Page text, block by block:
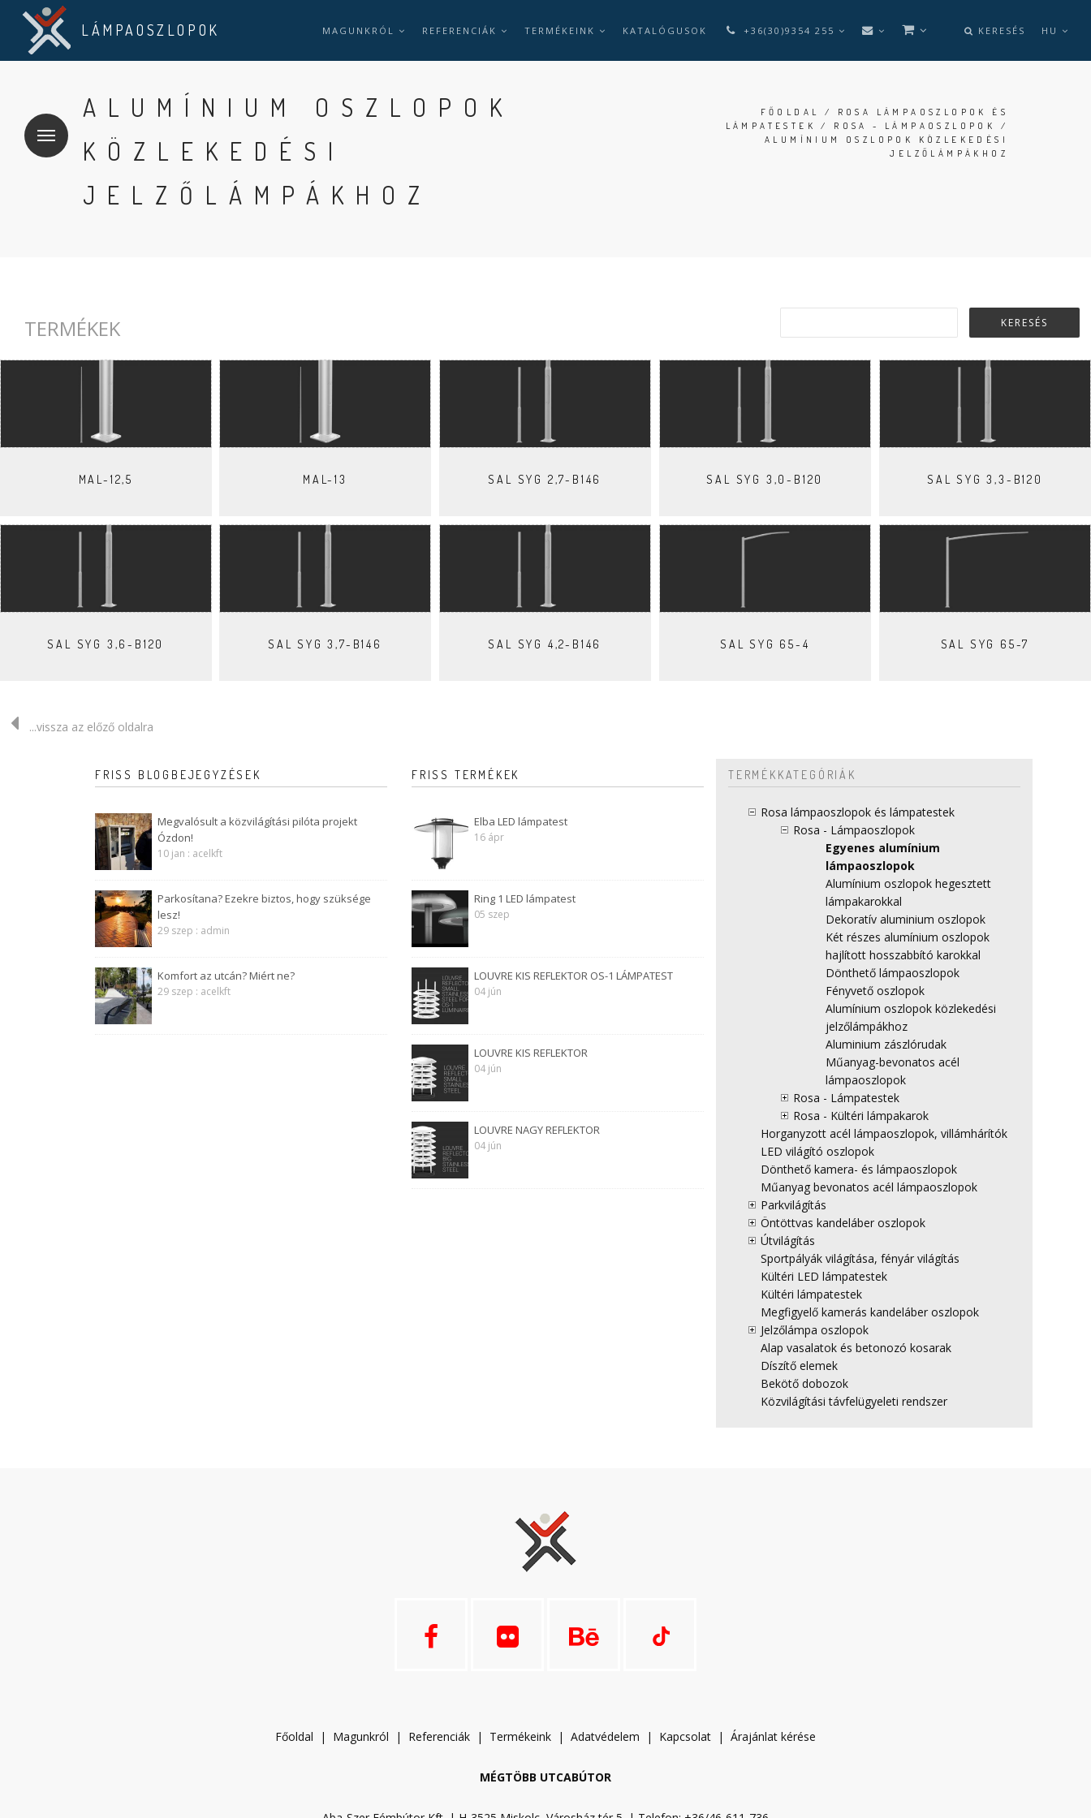
MAGUNKRÓL REFERENCIÁK TERMÉKEINK KATALÓGUSOK +36(30)9354 255 KERESÉS HU
LÁMPAOSZLOPOK
ALUMÍNIUM OSZLOPOK
KÖZLEKEDÉSI
JELZŐLÁMPÁKHOZ
FŐOLDAL /
ROSA LÁMPAOSZLOPOK ÉS
LÁMPATESTEK
/ ROSA - LÁMPAOSZLOPOK
/
ALUMÍNIUM OSZLOPOK KÖZLEKEDÉSI
JELZŐLÁMPÁKHOZ
TERMÉKEK
MAL-12,5 MAL-13 SAL SYG 2,7-B146 SAL SYG 3,0-B120 SAL SYG 3,3-B120
SAL SYG 3,6-B120 SAL SYG 3,7-B146 SAL SYG 4,2-B146 SAL SYG 65-4 SAL SYG 65-7
...vissza az előző oldalra
FRISS BLOGBEJEGYZÉSEK
Megvalósult a közvilágítási pilóta projekt
Ózdon!
10 jan : acelkft
Parkosítana? Ezekre biztos, hogy szüksége
lesz!
29 szep : admin
Komfort az utcán? Miért ne?
29 szep : acelkft
FRISS TERMÉKEK
Elba LED lámpatest
16 ápr
Ring 1 LED lámpatest
05 szep
LOUVRE KIS REFLEKTOR OS-1 LÁMPATEST
04 jún
LOUVRE KIS REFLEKTOR
04 jún
LOUVRE NAGY REFLEKTOR
04 jún
TERMÉKKATEGÓRIÁK
Rosa lámpaoszlopok és lámpatestek
Rosa - Lámpaoszlopok
Egyenes alumínium
lámpaoszlopok
Alumínium oszlopok hegesztett
lámpakarokkal
Dekoratív aluminium oszlopok
Két részes alumínium oszlopok
hajlított hosszabbító karokkal
Dönthető lámpaoszlopok
Fényvető oszlopok
Alumínium oszlopok közlekedési
jelzőlámpákhoz
Aluminium zászlórudak
Műanyag-bevonatos acél
lámpaoszlopok
Rosa - Lámpatestek
Rosa - Kültéri lámpakarok
Horganyzott acél lámpaoszlopok, villámhárítók
LED világító oszlopok
Dönthető kamera- és lámpaoszlopok
Műanyag bevonatos acél lámpaoszlopok
Parkvilágítás
Öntöttvas kandeláber oszlopok
Útvilágítás
Sportpályák világítása, fényár világítás
Kültéri LED lámpatestek
Kültéri lámpatestek
Megfigyelő kamerás kandeláber oszlopok
Jelzőlámpa oszlopok
Alap vasalatok és betonozó kosarak
Díszítő elemek
Bekötő dobozok
Közvilágítási távfelügyeleti rendszer
Főoldal | Magunkról | Referenciák | Termékeink | Adatvédelem | Kapcsolat | Árajánlat kérése
MÉGTÖBB UTCABÚTOR